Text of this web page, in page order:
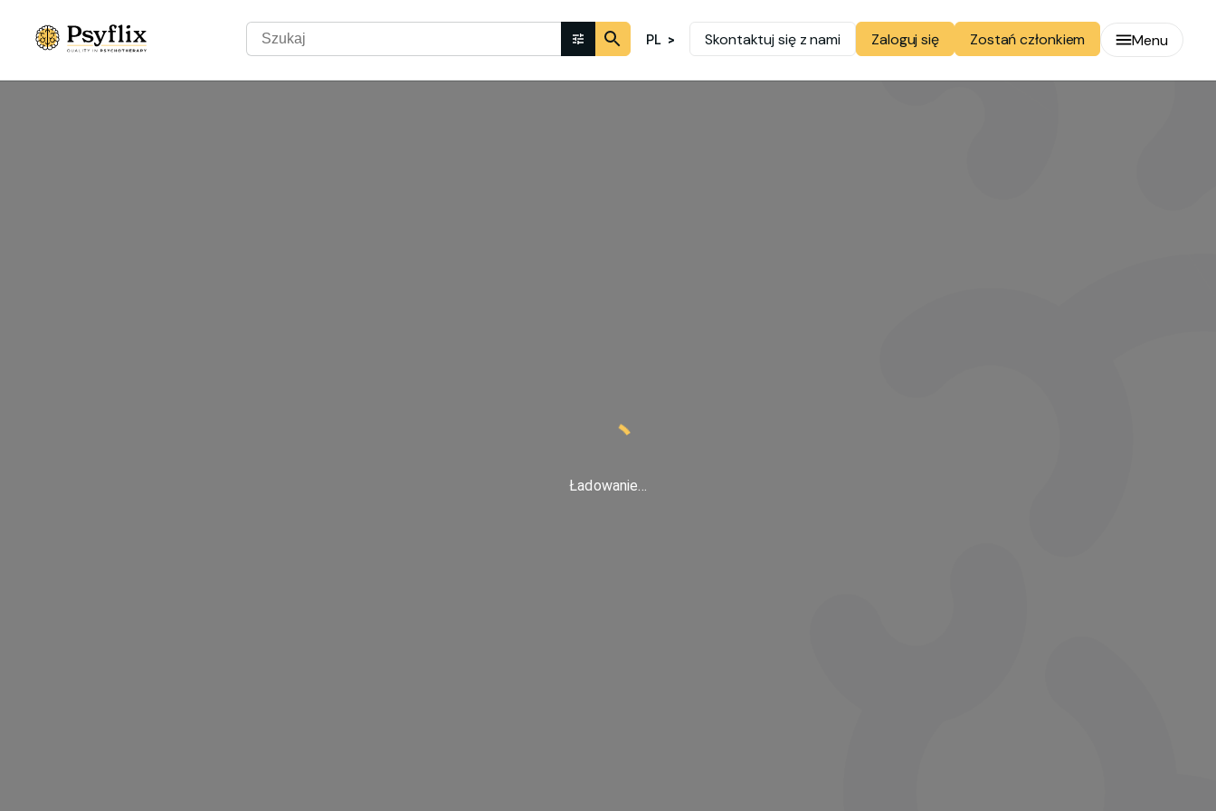
PL Skontaktuj się z nami Zaloguj się Zostań członkiem Menu
Ładowanie...